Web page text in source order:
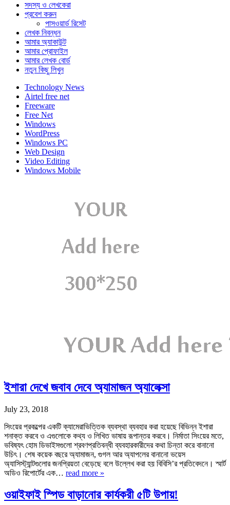
সদস্য ও লেখকেরা
প্রবেশ করুন
পাসওয়ার্ড রিসেট
লেখক নিবন্ধন
আমার অ্যাকাউন্ট
আমার প্রোফাইল
আমার লেখক বোর্ড
নতুন কিছু লিখুন
Technology News
Airtel free net
Freeware
Free Net
Windows
WordPress
Windows PC
Web Design
Video Editing
Windows Mobile
ইশারা দেখে জবাব দেবে অ্যামাজন অ্যালেক্সা
July 23, 2018
সিংয়ের প্রকল্পের একটি ক্যামেরাভিত্তিক ব্যবস্থা ব্যবহার করা হয়েছে বিভিন্ন ইশারা
শনাক্ত করবে ও এগুলোকে কথ্য ও লিখিত ভাষায় রূপান্তর করবে। নির্মাতা সিংয়ের মতে,
ভবিষ্যৎ হোম ডিভাইসগুলো শ্রবণপ্রতিবন্ধী ব্যবহারকারীদের কথা চিন্তা করে বানানো
উচিৎ। শেষ কয়েক বছরে অ্যামাজন, গুগল আর অ্যাপলের বানানো ভয়েস
অ্যাসিস্ট্যান্টগুলোর জনপ্রিয়তা বেড়েছে বলে উল্লেখ করা হয় বিবিসি’র প্রতিবেদনে। স্মার্ট
অডিও রিপোর্টের এক… read more »
ওয়াইফাই স্পিড বাড়ানোর কার্যকরী ৫টি উপায়!